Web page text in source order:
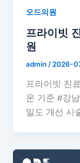
오드의원
프라이빗
원
admin/2026-
프라이빗 진
운 기준 #강
밀도 개선 시